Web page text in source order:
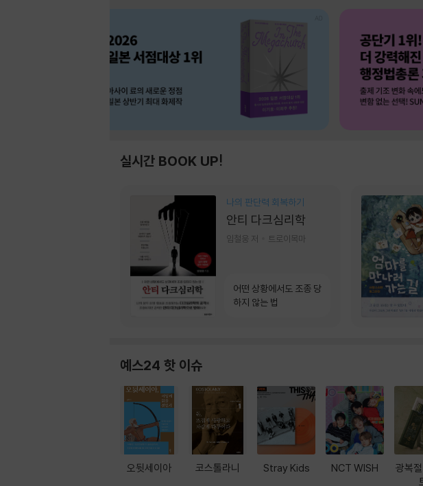
실시간 BOOK UP!
나의 판단력 회복하기
안티 다크심리학
임철웅 저 트로이목마
어떤 상황에서도 조종 당
하지 않는 법
예스24 핫 이슈
오뒷세이아 코스톨라니 Stray Kids NCT WISH
광복